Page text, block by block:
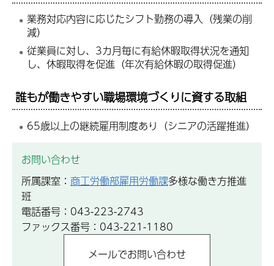
業務対応内容に応じたシフト勤務の導入（残業の削
減）
従業員に対し、3カ月毎に有給休暇取得状況を通知
し、休暇取得を促進（年次有給休暇の取得促進）
誰もが働きやすい職場環境づくりに資する取組
65歳以上の継続雇用制度あり（シニアの活躍推進）
お問い合わせ
所属課室： 商工労働部雇用労働課多様な働き方推進
班
電話番号：043-223-2743
ファックス番号：043-221-1180